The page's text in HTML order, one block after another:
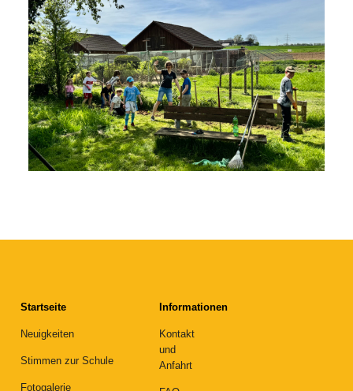
Startseite
Neuigkeiten
Stimmen zur Schule
Fotogalerie
Informationen
Kontakt
und
Anfahrt